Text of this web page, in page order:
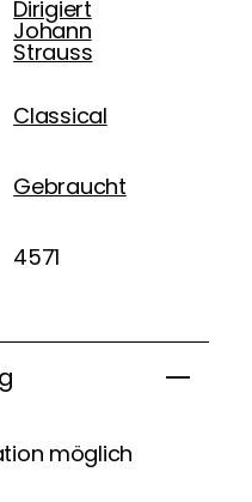
Dirigiert
Johann
Strauss
Classical
Gebraucht
4571
möglich